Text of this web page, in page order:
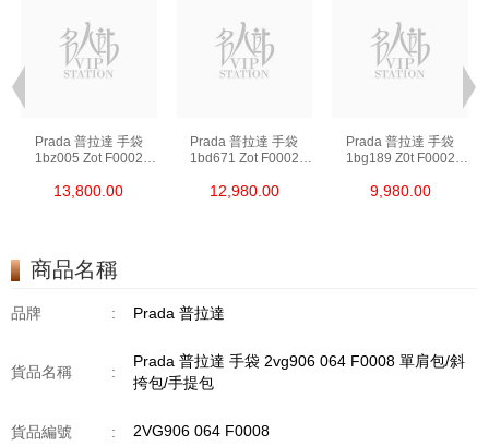
Prada 普拉達 手袋
1bz005 Zot F0002
13,800.00
Prada 普拉達 手袋
1bd671 Zot F0002
12,980.00
Prada 普拉達 手袋
1bg189 Z0t F0002
9,980.00
商品名稱
品牌 : Prada 普拉達
貨品名稱 :
Prada 普拉達 手袋 2vg906 064 F0008 單肩包/斜
挎包/手提包
貨品編號 : 2VG906 064 F0008